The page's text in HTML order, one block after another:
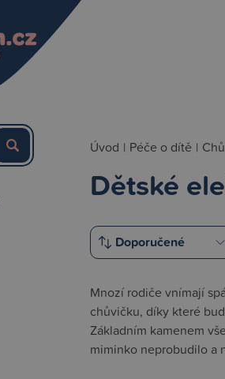
Úvod | Péče o dítě |
Dětské
Mnozí rodiče vnímají
chůvičku, díky které
Základním kamenem
miminko neprobudilo a